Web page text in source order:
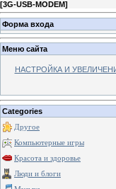
[3G-USB-MODEM]
Форма входа
Меню сайта
НАСТРОЙКА И
Categories
Другое
Компьютерные игры
Красота и здоровье
Люди и блоги